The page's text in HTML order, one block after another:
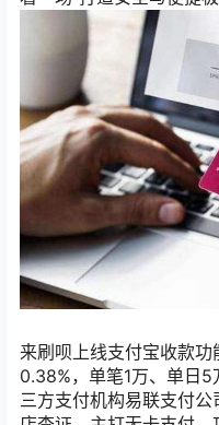
来刷呗上线支付宝收款
0.38%，单笔1万、单日
三方支付机构易联支付